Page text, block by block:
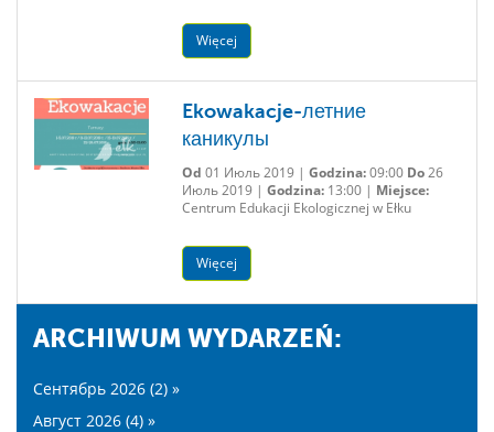
Więcej
Ekowakacje-летние
каникулы
Od 01 Июль 2019 | Godzina:09:00 Do26
Июль 2019 | Godzina:13:00 | Miejsce:
Centrum Edukacji Ekologicznej w Ełku
Więcej
ARCHIWUM WYDARZEŃ:
Сентябрь 2026 (2) »
Август 2026 (4) »